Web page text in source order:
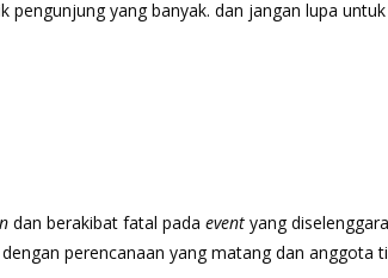
yang banyak. dan jangan lupa
dan berakibat fatal pada event yang
dengan perencanaan yang matang dan anggota